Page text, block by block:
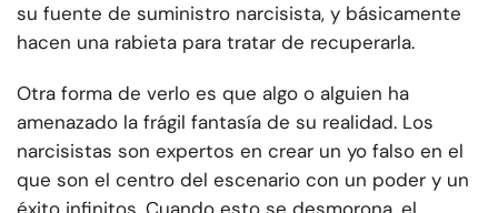
su fuente de suministro narcisista, y básicamente
hacen una rabieta para tratar de recuperarla.
Otra forma de verlo es que algo o alguien ha
amenazado la frágil fantasía de su realidad. Los
narcisistas son expertos en crear un yo falso en el
que son el centro del escenario con un poder y un